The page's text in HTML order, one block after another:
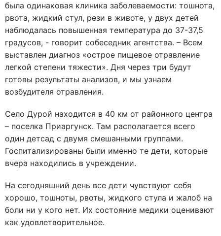
была одинаковая клиника заболеваемости: тошнота,
рвота, жидкий стул, рези в животе, у двух детей
наблюдалась повышенная температура до 37-37,5
градусов, - говорит собеседник агентства. – Всем
выставлен диагноз «острое пищевое отравление
легкой степени тяжести». Дня через три будут
готовы результаты анализов, и мы узнаем
возбудителя отравления.
Село Дурой находится в 40 км от районного центра
– поселка Приаргунск. Там располагается всего
один детсад с двумя смешанными группами.
Госпитализированы были именно те дети, которые
вчера находились в учреждении.
На сегодняшний день все дети чувствуют себя
хорошо, тошноты, рвоты, жидкого стула и жалоб на
боли ни у кого нет. Их состояние медики оценивают
как удовлетворительное.